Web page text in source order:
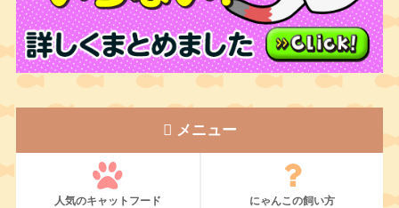
メニュー
人気のキャットフード にゃんこの飼い方